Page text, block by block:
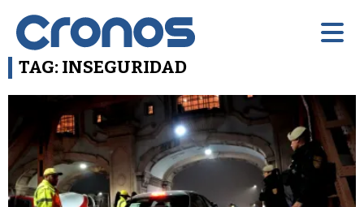
TAG: INSEGURIDAD